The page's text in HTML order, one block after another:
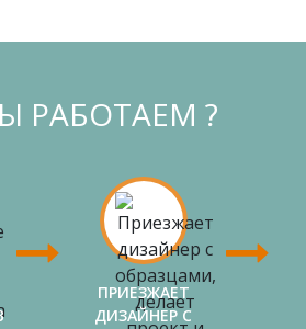
РАБОТАЕМ ?
ПРИЕЗЖАЕТ
ДИЗАЙНЕР С